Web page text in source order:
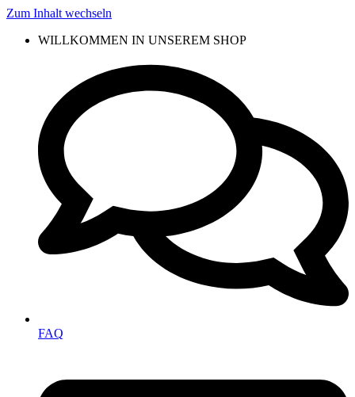
Zum Inhalt wechseln
WILLKOMMEN IN UNSEREM SHOP
FAQ